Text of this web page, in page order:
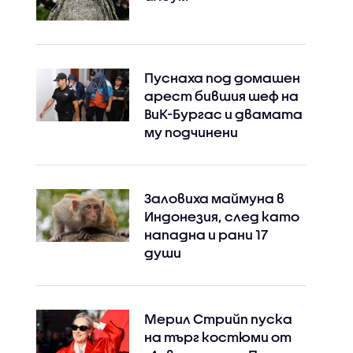
Пуснаха под домашен
арест бившия шеф на
ВиК-Бургас и двамата
му подчинени
Заловиха маймуна в
Индонезия, след като
нападна и рани 17
души
Мерил Стрийп пуска
на търг костюми от